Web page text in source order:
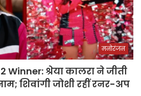
मनोरंजन
Winner: श्रेया कालरा ने जीती
शिवांगी जोशी रहीं रनर-अप